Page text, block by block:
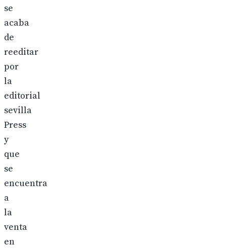
se
acaba
de
reeditar
por
la
editorial
sevilla
Press
y
que
se
encuentra
a
la
venta
en